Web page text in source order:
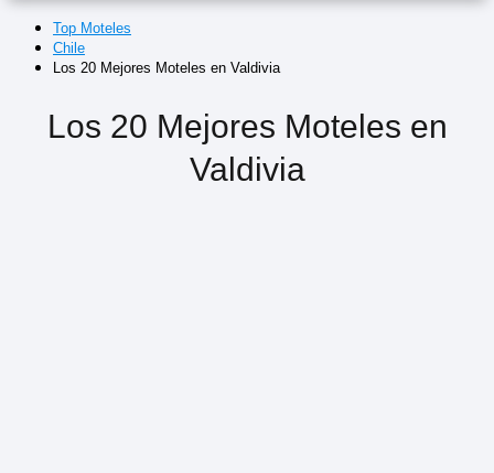
Top Moteles
Chile
Los 20 Mejores Moteles en Valdivia
Los 20 Mejores Moteles en
Valdivia